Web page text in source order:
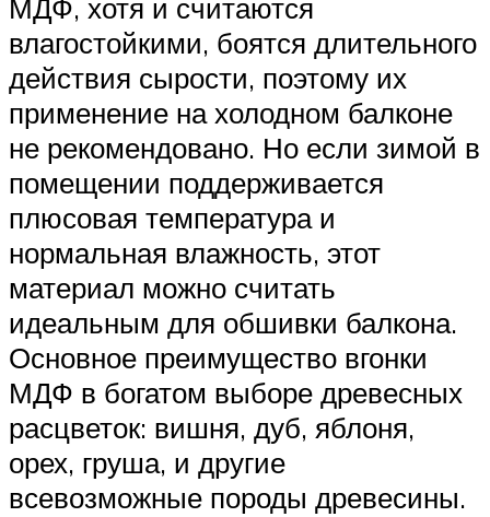
МДФ, хотя и считаются
влагостойкими, боятся длительного
действия сырости, поэтому их
применение на холодном балконе
не рекомендовано. Но если зимой в
помещении поддерживается
плюсовая температура и
нормальная влажность, этот
материал можно считать
идеальным для обшивки балкона.
Основное преимущество вгонки
МДФ в богатом выборе древесных
расцветок: вишня, дуб, яблоня,
орех, груша, и другие
всевозможные породы древесины.